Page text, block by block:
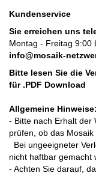
Kundenservice
Sie erreichen uns
Montag - Freitag 9:00
info@mosaik-
Bitte lesen Sie die
für .PDF Download
Allgemeine Hinweise:
- Bitte nach Erhalt der
prüfen, ob das
Bei ungeeigneter
nicht haftbar gemacht
- Achten Sie darauf,